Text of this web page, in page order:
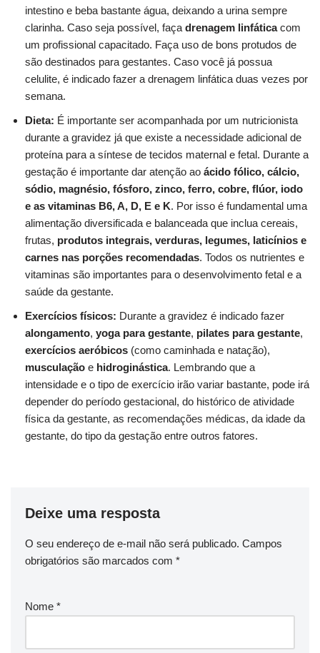
intestino e beba bastante água, deixando a urina sempre
clarinha. Caso seja possível, faça drenagem linfáticacom
um profissional capacitado. Faça uso de bons protudos de
são destinados para gestantes. Caso você já possua
celulite, é indicado fazer a drenagem linfática duas vezes por
semana.
Dieta: É importante ser acompanhada por um nutricionista
durante a gravidez já que existe a necessidade adicional de
proteína para a síntese de tecidos maternal e fetal. Durante a
gestação é importante dar atenção ao ácido fólico, cálcio,
sódio, magnésio, fósforo, zinco, ferro, cobre, flúor, iodo
e as vitaminas B6, A, D, E e K. Por isso é fundamental uma
alimentação diversificada e balanceada que inclua cereais,
frutas, produtos integrais, verduras, legumes, laticínios e
carnes nas porções recomendadas. Todos os nutrientes e
vitaminas são importantes para o desenvolvimento fetal e a
saúde da gestante.
Exercícios físicos: Durante a gravidez é indicado fazer
alongamento, yoga para gestante, pilates para gestante,
exercícios aeróbicos (como caminhada e natação),
musculação e hidroginástica. Lembrando que a
intensidade e o tipo de exercício irão variar bastante, pode irá
depender do período gestacional, do histórico de atividade
física da gestante, as recomendações médicas, da idade da
gestante, do tipo da gestação entre outros fatores.
Deixe uma resposta
O seu endereço de e-mail não será publicado. Campos
obrigatórios são marcados com *
Nome *